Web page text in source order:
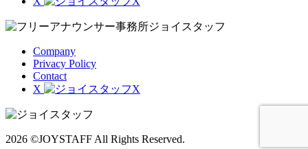
Company
Privacy Policy
Contact
X
2026 ©JOYSTAFF All Rights Reserved.